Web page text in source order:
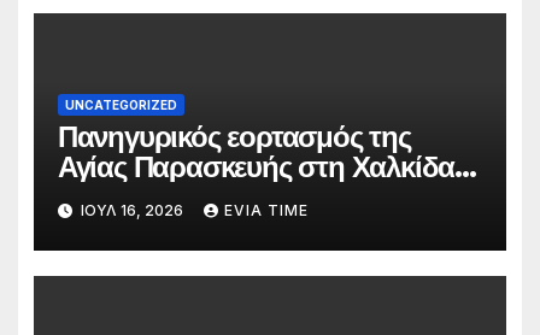
UNCATEGORIZED
Πανηγυρικός εορτασμός της
Αγίας Παρασκευής στη Χαλκίδα
τις 25 και 26 Ιουλίου
ΙΟΎΛ 16, 2026 EVIA TIME